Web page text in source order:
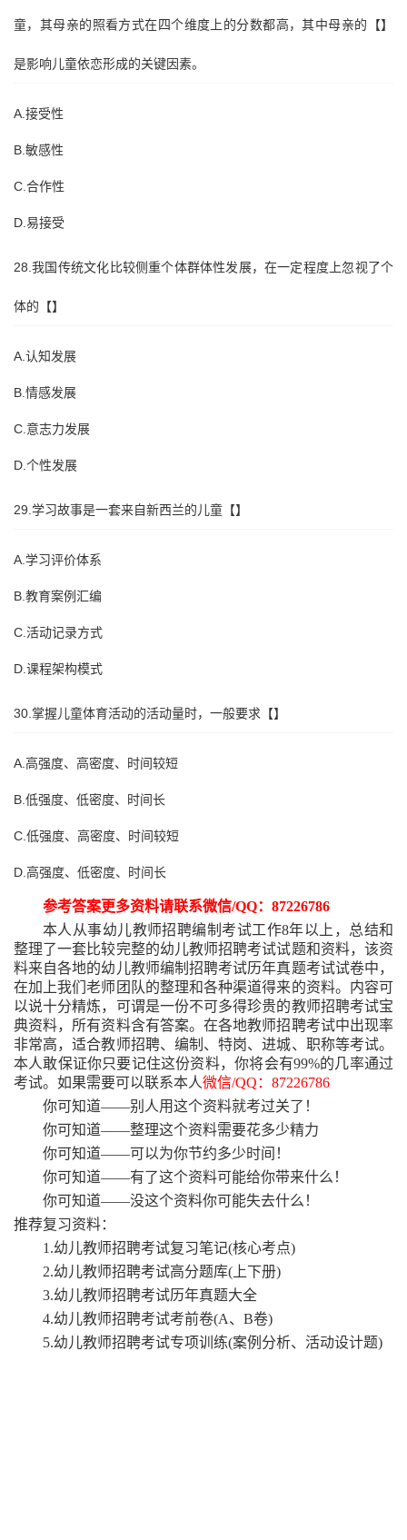
童，其母亲的照看方式在四个维度上的分数都高，其中母亲的【】
是影响儿童依恋形成的关键因素。
A.接受性
B.敏感性
C.合作性
D.易接受
28.我国传统文化比较侧重个体群体性发展，在一定程度上忽视了个
体的【】
A.认知发展
B.情感发展
C.意志力发展
D.个性发展
29.学习故事是一套来自新西兰的儿童【】
A.学习评价体系
B.教育案例汇编
C.活动记录方式
D.课程架构模式
30.掌握儿童体育活动的活动量时，一般要求【】
A.高强度、高密度、时间较短
B.低强度、低密度、时间长
C.低强度、高密度、时间较短
D.高强度、低密度、时间长
参考答案更多资料请联系微信/QQ：87226786
本人从事幼儿教师招聘编制考试工作8年以上，总结和
整理了一套比较完整的幼儿教师招聘考试试题和资料，该资
料来自各地的幼儿教师编制招聘考试历年真题考试试卷中，
在加上我们老师团队的整理和各种渠道得来的资料。内容可
以说十分精炼，可谓是一份不可多得珍贵的教师招聘考试宝
典资料，所有资料含有答案。在各地教师招聘考试中出现率
非常高，适合教师招聘、编制、特岗、进城、职称等考试。
本人敢保证你只要记住这份资料，你将会有99%的几率通过
考试。如果需要可以联系本人微信/QQ：87226786
你可知道——别人用这个资料就考过关了！
你可知道——整理这个资料需要花多少精力
你可知道——可以为你节约多少时间！
你可知道——有了这个资料可能给你带来什么！
你可知道——没这个资料你可能失去什么！
推荐复习资料：
1.幼儿教师招聘考试复习笔记(核心考点)
2.幼儿教师招聘考试高分题库(上下册)
3.幼儿教师招聘考试历年真题大全
4.幼儿教师招聘考试考前卷(A、B卷)
5.幼儿教师招聘考试专项训练(案例分析、活动设计题)